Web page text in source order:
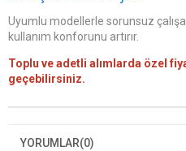
Uyumlu modellerle sorunsuz
kullanım konforunu artırır.
Toplu ve adetli alımlarda özel
geçebilirsiniz.
YORUMLAR(0)